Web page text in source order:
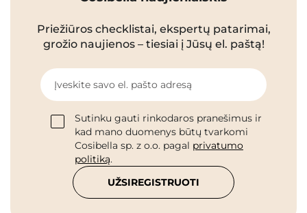
Priežiūros checklistai, ekspertų patarimai,
grožio naujienos – tiesiai į Jūsų el. paštą!
Įveskite savo el. pašto adresą
Sutinku gauti rinkodaros pranešimus ir
kad mano duomenys būtų tvarkomi
Cosibella sp. z o.o. pagal privatumo
politiką.
UŽSIREGISTRUOTI